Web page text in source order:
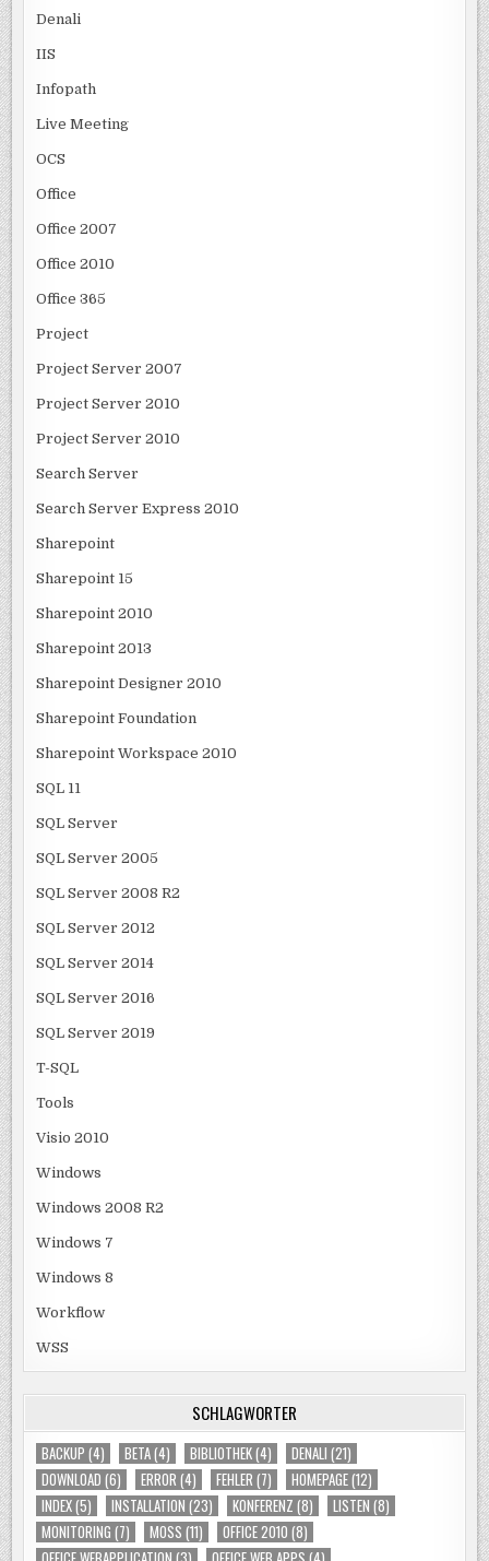
Denali
IIS
Infopath
Live Meeting
OCS
Office
Office 2007
Office 2010
Office 365
Project
Project Server 2007
Project Server 2010
Project Server 2010
Search Server
Search Server Express 2010
Sharepoint
Sharepoint 15
Sharepoint 2010
Sharepoint 2013
Sharepoint Designer 2010
Sharepoint Foundation
Sharepoint Workspace 2010
SQL 11
SQL Server
SQL Server 2005
SQL Server 2008 R2
SQL Server 2012
SQL Server 2014
SQL Server 2016
SQL Server 2019
T-SQL
Tools
Visio 2010
Windows
Windows 2008 R2
Windows 7
Windows 8
Workflow
WSS
SCHLAGWÖRTER
BACKUP (4) BETA(4) BIBLIOTHEK(4) DENALI (21)
DOWNLOAD (6) ERROR (4) FEHLER (7) HOMEPAGE(12)
INDEX(5) INSTALLATION (23) KONFERENZ (8) LISTEN (8)
MONITORING (7) MOSS (11) OFFICE 2010 (8)